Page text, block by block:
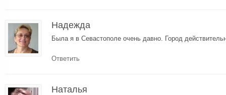
Надежда
Была я в Севастополе очень давно. Город
Ответить
Наталья